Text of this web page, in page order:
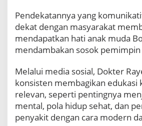
i
Pendekatannya yang
dekat dengan masyarakat
mendapatkan hati anak muda
mendambakan sosok
Melalui media sosial, Dokter
konsisten membagikan edukasi
relevan, seperti pentingnya
mental, pola hidup sehat, dan
penyakit dengan cara modern